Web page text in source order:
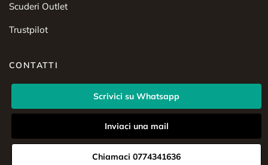
Scuderi Outlet
Trustpilot
CONTATTI
Scrivici su Whatsapp
Inviaci una mail
Chiamaci 0774341636